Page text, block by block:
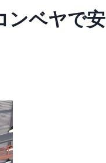
ンベヤで安